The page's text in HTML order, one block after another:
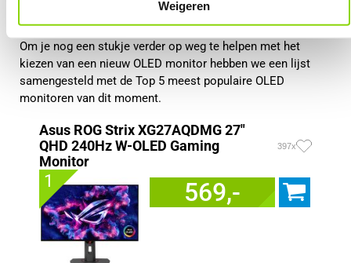
Weigeren
Top 5 OLED monitoren
Om je nog een stukje verder op weg te helpen met het
kiezen van een nieuw OLED monitor hebben we een lijst
samengesteld met de Top 5 meest populaire OLED
monitoren van dit moment.
Asus ROG Strix XG27AQDMG 27"
QHD 240Hz W-OLED Gaming
Monitor
397x
1 569,-